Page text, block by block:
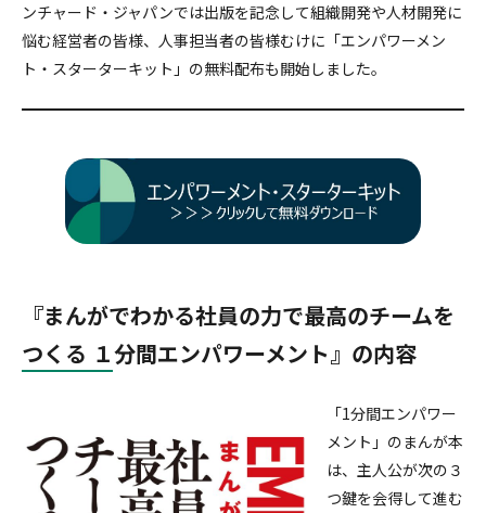
ンチャード・ジャパンでは出版を記念して組織開発や人材開発に
悩む経営者の皆様、人事担当者の皆様むけに「エンパワーメン
ト・スターターキット」の無料配布も開始しました。
『まんがでわかる社員の力で最高のチームを
つくる １分間エンパワーメント』の内容
「1分間エンパワー
メント」のまんが本
は、主人公が次の３
つ鍵を会得して進む
Legendary Service®
セルフ・リーダーシップ
Servant Leadership Essentials™
チーム・リーダーシップ